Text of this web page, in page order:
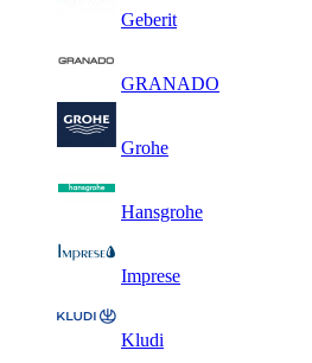
Geberit
GRANADO
Grohe
Hansgrohe
Imprese
Kludi